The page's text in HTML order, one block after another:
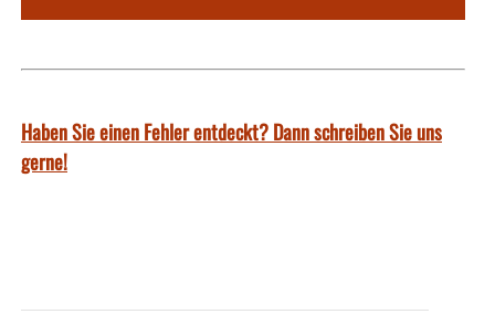
Haben Sie einen Fehler entdeckt? Dann schreiben Sie uns
gerne!